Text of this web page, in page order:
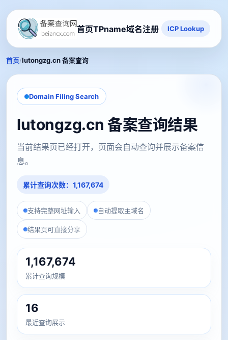
首页TPname域名注册 ICP Lookup
首页/lutongzg.cn 备案查询
Domain Filing Search
lutongzg.cn 备案查询结果
当前结果页已经打开，页面会自动查询并展示备案信
息。
累计查询次数：1,167,674
支持完整网址输入 自动提取主域名
结果页可直接分享
1,167,674
累计查询规模
16
最近查询展示